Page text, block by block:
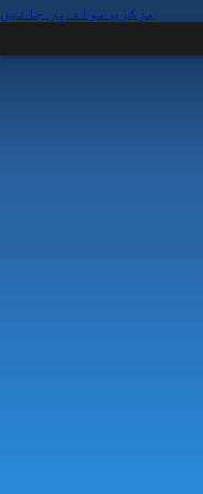
مرکزی مواد پر جائیں